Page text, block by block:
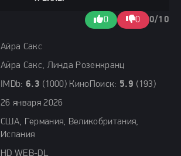
Айра Сакс
Айра Сакс, Линда Розенкранц
IMDb: 6.3 (1000) КиноПоиск: 5.9 (193)
26 января 2026
США, Германия, Великобритания,
Испания
HD WEB-DL
0 0 0/10